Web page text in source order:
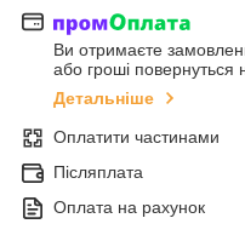
Ви отримаєте
або гроші повернуться
Детальніше
Оплатити частинами
Післяплата
Оплата на рахунок